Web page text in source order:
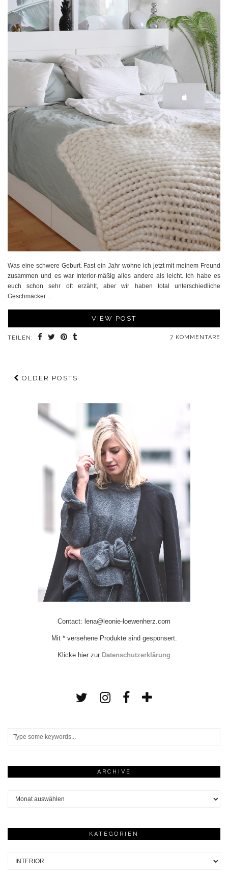
Was eine schwere Geburt. Fast ein Jahr wohne ich jetzt mit meinem Freund
zusammen und es war Interior-mäßig alles andere als leicht. Ich habe es
euch schon sehr oft erzählt, aber wir haben total unterschiedliche
Geschmäcker…
VIEW POST
TEILEN: 7 KOMMENTARE
OLDER POSTS
Contact: lena@leonie-loewenherz.com
Mit * versehene Produkte sind gesponsert.
Klicke hier zur Datenschutzerklärung
ARCHIVE
KATEGORIEN